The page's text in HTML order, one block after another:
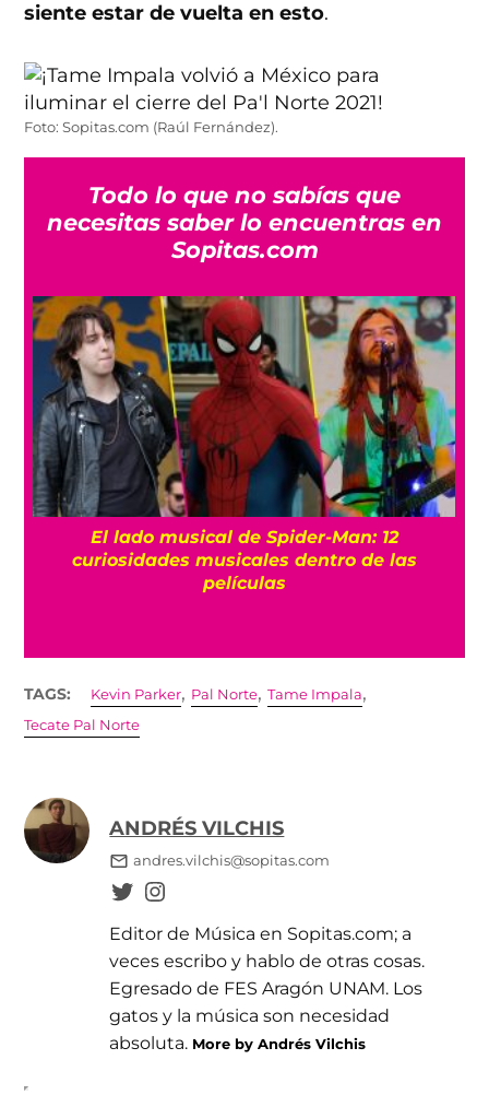
siente estar de vuelta en esto.
Foto: Sopitas.com (Raúl Fernández).
Todo lo que no sabías que
necesitas saber lo encuentras en
Sopitas.com
El lado musical de Spider-Man: 12
curiosidades musicales dentro de las
películas
TAGS: Kevin Parker, Pal Norte,Tame Impala,
Tecate Pal Norte
ANDRÉS VILCHIS
andres.vilchis@sopitas.com
Editor de Música en Sopitas.com; a
veces escribo y hablo de otras cosas.
Egresado de FES Aragón UNAM. Los
gatos y la música son necesidad
absoluta. More by Andrés Vilchis